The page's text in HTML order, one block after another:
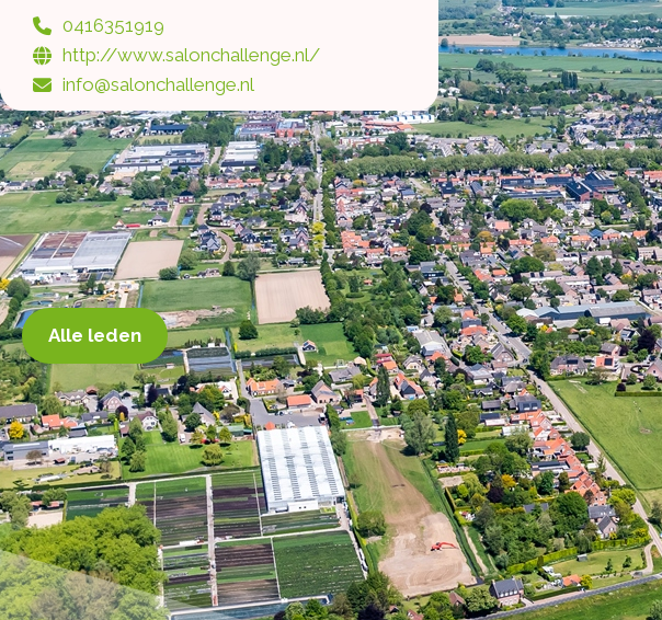
0416351919
http://www.salonchallenge.nl/
info@salonchallenge.nl
Alle leden